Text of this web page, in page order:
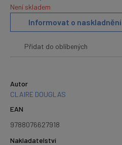
Není skladem
Informovat o naskladnění
Přidat do oblíbených
Autor
CLAIRE DOUGLAS
EAN
9788076627918
Nakladatelství